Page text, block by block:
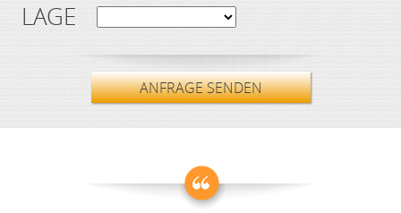
LAGE
ANFRAGE SENDEN